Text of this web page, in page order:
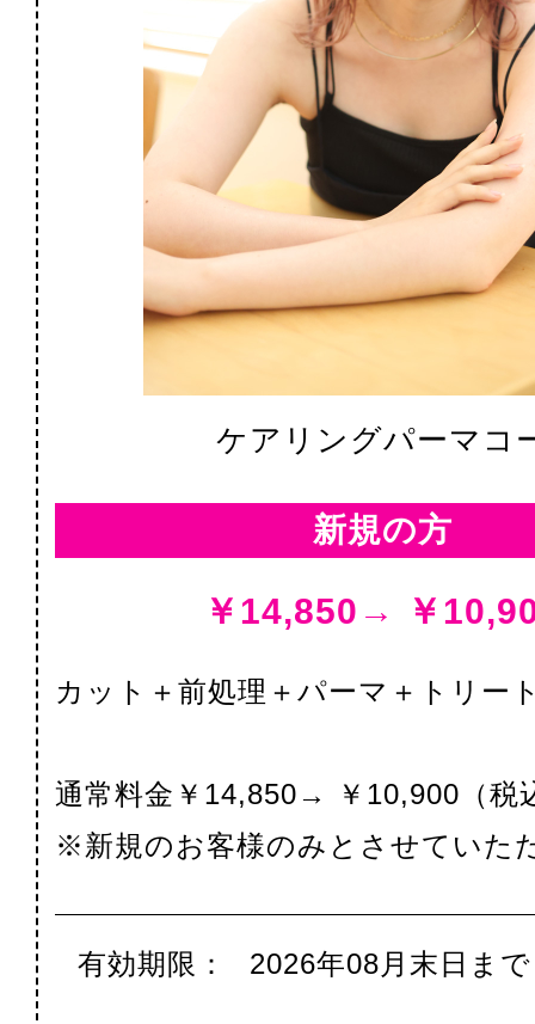
ケアリングパーマコ
新規の方
￥14,850→ ￥
カット＋前処理＋パーマ＋トリー
通常料金￥14,850→ ￥10,900（税
※新規のお客様のみとさせていた
有効期限： 2026年08月末日まで